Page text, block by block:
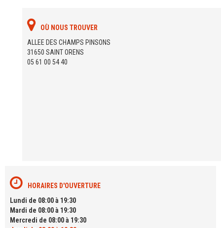
OÙ NOUS TROUVER
ALLEE DES CHAMPS PINSONS
31650 SAINT ORENS
05 61 00 54 40
HORAIRES D'OUVERTURE
Lundi de 08:00 à 19:30
Mardi de 08:00 à 19:30
Mercredi de 08:00 à 19:30